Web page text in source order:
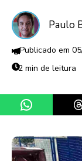
Paulo
2 min de leitura
Share on